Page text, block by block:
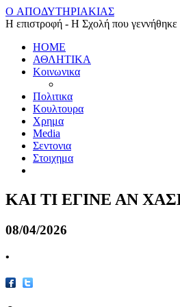
O ΑΠΟΔΥΤΗΡΙΑΚΙΑΣ
Η επιστροφή - Η Σχολή που
HOME
ΑΘΛΗΤΙΚΑ
Κοινωνικα
Πολιτικα
Κουλτουρα
Χρημα
Media
Σεντονια
Στοιχημα
ΚΑΙ ΤΙ ΕΓΙΝΕ ΑΝ
08/04/2026
•